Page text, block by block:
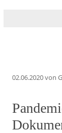
02.06.2020von